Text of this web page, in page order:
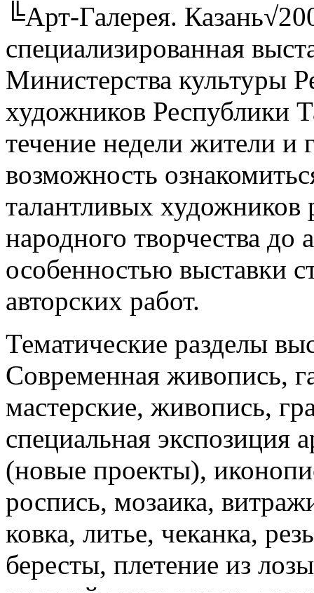
╚Арт-Галерея.
специализированная
Министерства культуры
художников Республики
течение недели жители и
возможность
талантливых художников
народного творчества до
особенностью выставки
авторских работ.
Тематические разделы
Современная живопись,
мастерские, живопись,
специальная экспозиция
(новые проекты),
роспись, мозаика,
ковка, литье, чеканка,
бересты, плетение из